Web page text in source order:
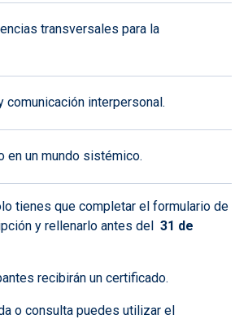
transversales para la
comunicación interpersonal.
en un mundo sistémico.
tienes que completar el formulario de
y rellenarlo antes del 31 de
recibirán un certificado.
o consulta puedes utilizar el